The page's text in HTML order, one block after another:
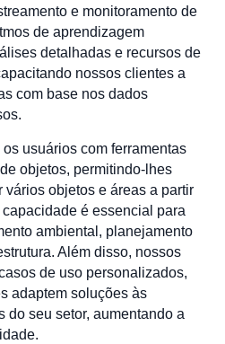
e monitoramento de
de aprendizagem
detalhadas e recursos de
nossos clientes a
com base nos dados
usuários com ferramentas
objetos, permitindo-lhes
vários objetos e áreas a partir
é essencial para
ambiental, planejamento
Além disso, nossos
de uso personalizados,
adaptem soluções às
do seu setor, aumentando a